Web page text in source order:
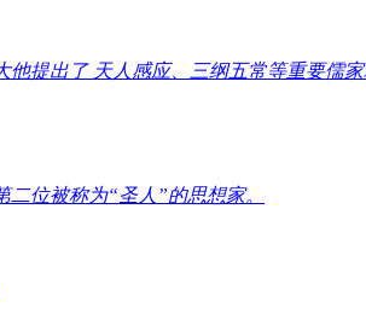
提出了 天人感应、三纲五常等重要儒
位被称为“圣人”的思想家。